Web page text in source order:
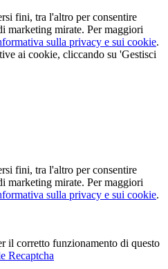
fini, tra l'altro per consentire
marketing mirate. Per maggiori
sulla privacy e sui cookie.
ai cookie, cliccando su 'Gestisci
fini, tra l'altro per consentire
marketing mirate. Per maggiori
sulla privacy e sui cookie.
il corretto funzionamento di questo
Recaptcha